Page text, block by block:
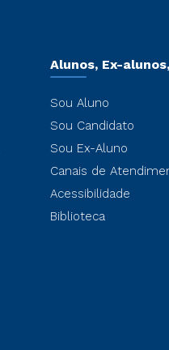
Alunos, Ex-
Sou Aluno
Sou Candidato
Sou Ex-Aluno
Canais de
Acessibilidade
Biblioteca